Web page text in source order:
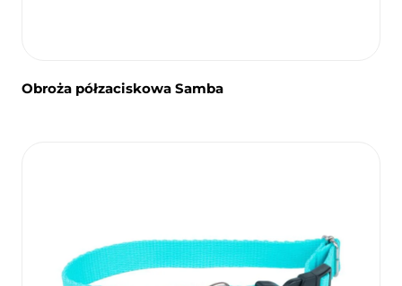
Obroża półzaciskowa Samba